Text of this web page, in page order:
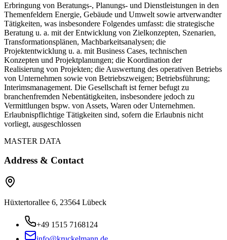
Erbringung von Beratungs-, Planungs- und Dienstleistungen in den
Themenfeldern Energie, Gebäude und Umwelt sowie artverwandter
Tätigkeiten, was insbesondere Folgendes umfasst: die strategische
Beratung u. a. mit der Entwicklung von Zielkonzepten, Szenarien,
Transformationsplänen, Machbarkeitsanalysen; die
Projektentwicklung u. a. mit Business Cases, technischen
Konzepten und Projektplanungen; die Koordination der
Realisierung von Projekten; die Auswertung des operativen Betriebs
von Unternehmen sowie von Betriebszweigen; Betriebsführung;
Interimsmanagement. Die Gesellschaft ist ferner befugt zu
branchenfremden Nebentätigkeiten, insbesondere jedoch zu
Vermittlungen bspw. von Assets, Waren oder Unternehmen.
Erlaubnispflichtige Tätigkeiten sind, sofern die Erlaubnis nicht
vorliegt, ausgeschlossen
MASTER DATA
Address & Contact
Hüxtertorallee 6, 23564 Lübeck
+49 1515 7168124